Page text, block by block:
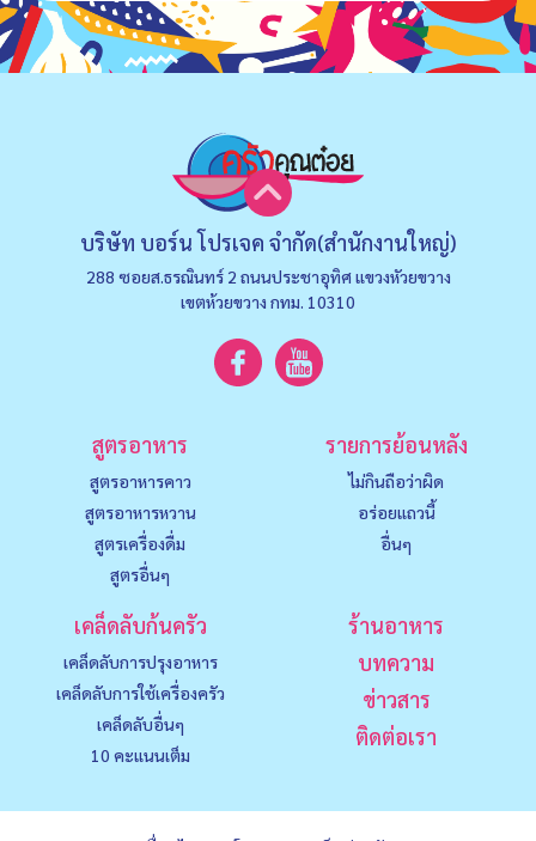
บริษัท บอร์น โปรเจค จำกัด(สำนักงานใหญ่)
288 ซอยส.ธรณินทร์ 2 ถนนประชาอุทิศ แขวงหัวยขวาง
เขตห้วยขวาง กทม. 10310
สูตรอาหาร
สูตรอาหารคาว
สูตรอาหารหวาน
สูตรเครื่องดื่ม
สูตรอื่นๆ
รายการย้อนหลัง
ไม่กินถือว่าผิด
อร่อยแถวนี้
อื่นๆ
เคล็ดลับก้นครัว
เคล็ดลับการปรุงอาหาร
เคล็ดลับการใช้เครื่องครัว
เคล็ดลับอื่นๆ
10 คะแนนเต็ม
ร้านอาหาร
บทความ
ข่าวสาร
ติดต่อเรา